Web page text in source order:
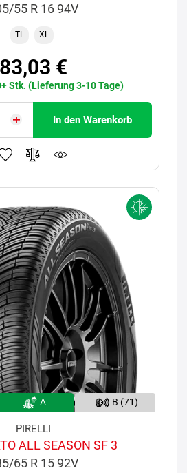
55 R 16 94V
TL XL
83,03 €
Stk. (Lieferung 3-10 Tage)
In den Warenkorb
A B (71)
PIRELLI
ALL SEASON SF 3
65 R 15 92V